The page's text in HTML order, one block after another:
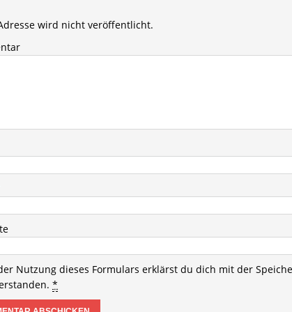
wird nicht veröffentlicht.
Nutzung dieses Formulars erklärst du dich mit der
*